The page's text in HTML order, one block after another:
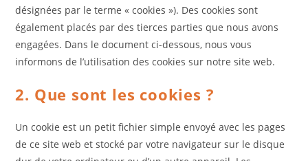
désignées par le terme « cookies »). Des cookies sont
également placés par des tierces parties que nous avons
engagées. Dans le document ci-dessous, nous vous
informons de l’utilisation des cookies sur notre site web.
2. Que sont les cookies ?
Un cookie est un petit fichier simple envoyé avec les pages
de ce site web et stocké par votre navigateur sur le disque